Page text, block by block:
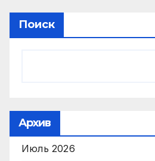
записям
Поиск
Архив
Июль 2026